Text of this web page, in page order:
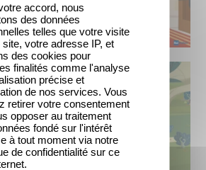
accord, nous
des données
telles que votre visite
votre adresse IP, et
des cookies pour
finalités comme l'analyse
précise et
de nos services. Vous
retirer votre consentement
opposer au traitement
fondé sur l'intérêt
à tout moment via notre
de confidentialité sur ce